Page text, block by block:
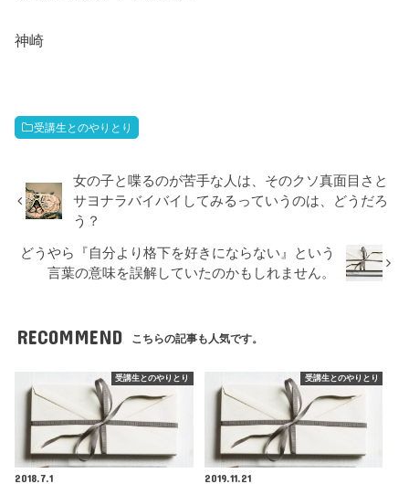
神崎
受講生とのやりとり
女の子と喋るのが苦手な人は、そのクソ真面目さと
サヨナラバイバイしてみるっていうのは、どうだろ
う？
どうやら『自分より格下を好きにならない』という
言葉の意味を誤解していたのかもしれません。
RECOMMEND こちらの記事も人気です。
受講生とのやりとり
2018.7.1
受講生とのやりとり
2019.11.21